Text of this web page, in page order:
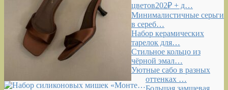
цветов202₽ + д…
Минималистичные серьги
в сереб…
Набор керамических
тарелок для…
Стильное кольцо из
чёрной эмал…
Уютные сабо в разных
оттенках …
Большая замшевая